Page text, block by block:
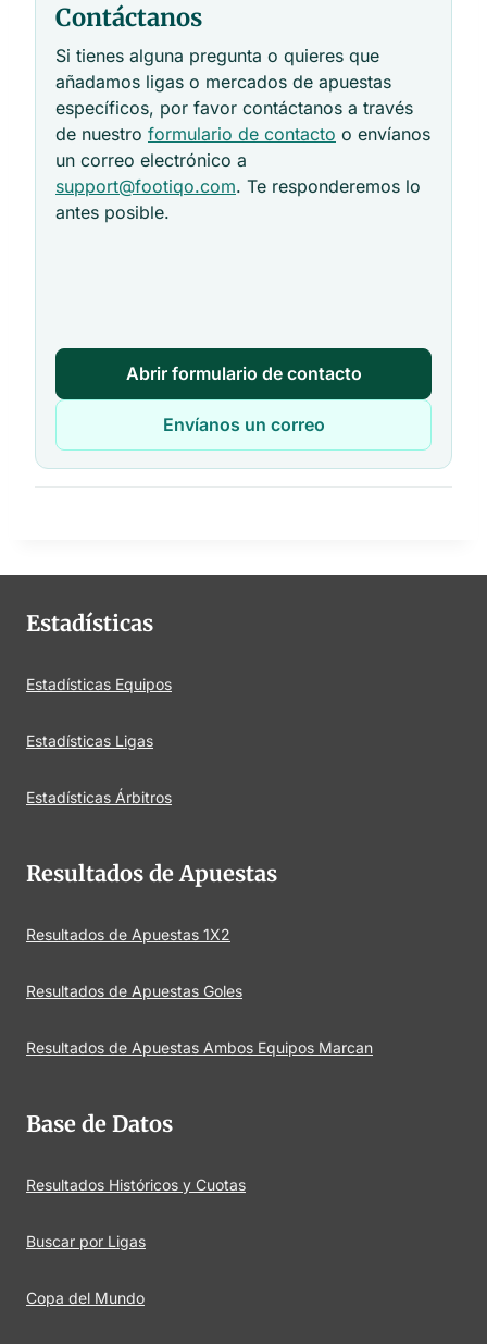
Contáctanos
Si tienes alguna pregunta o quieres que
añadamos ligas o mercados de apuestas
específicos, por favor contáctanos a través
de nuestro formulario de contacto o envíanos
un correo electrónico a
support@footiqo.com. Te responderemos lo
antes posible.
Abrir formulario de contacto
Envíanos un correo
Estadísticas
Estadísticas Equipos
Estadísticas Ligas
Estadísticas Árbitros
Resultados de Apuestas
Resultados de Apuestas 1X2
Resultados de Apuestas Goles
Resultados de Apuestas Ambos Equipos Marcan
Base de Datos
Resultados Históricos y Cuotas
Buscar por Ligas
Copa del Mundo